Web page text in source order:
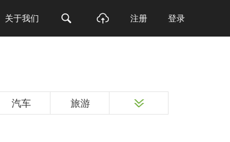
关于我们 注册 登录
汽车 旅游